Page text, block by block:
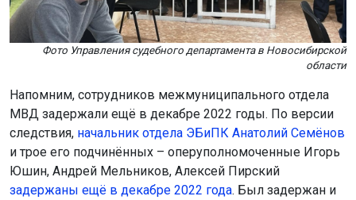
Фото Управления судебного департамента в Новосибирской
области
Напомним, сотрудников межмуниципального отдела
МВД задержали ещё в декабре 2022 годы. По версии
следствия, начальник отдела ЭБиПК Анатолий Семёнов
и трое его подчинённых – оперуполномоченные Игорь
Юшин, Андрей Мельников, Алексей Пирский
задержаны ещё в декабре 2022 года. Был задержан и